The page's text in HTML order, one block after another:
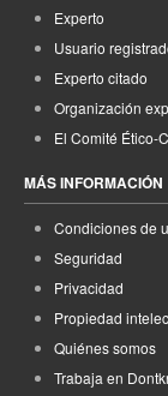
Experto
Usuario
Experto citado
Organización
El Comité Ético-
MÁS INFORMACIÓN
Condiciones de
Seguridad
Privacidad
Propiedad
Quiénes somos
Trabaja en